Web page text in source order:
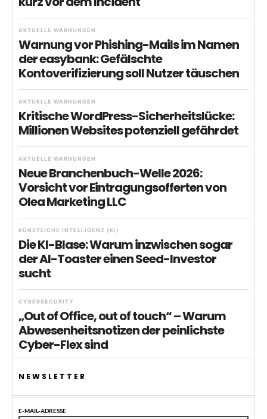
AKTUELLE WARNUNGEN
Warnung vor Phishing-Mails im Namen
der easybank: Gefälschte
Kontoverifizierung soll Nutzer täuschen
AKTUELLE WARNUNGEN
Kritische WordPress-Sicherheitslücke:
Millionen Websites potenziell gefährdet
AKTUELLE WARNUNGEN
Neue Branchenbuch-Welle 2026:
Vorsicht vor Eintragungsofferten von
Olea Marketing LLC
KÜNSTLICHE INTELLIGENZ (KI)
Die KI-Blase: Warum inzwischen sogar
der AI-Toaster einen Seed-Investor
sucht
CYBERSECURITY
„Out of Office, out of touch“ – Warum
Abwesenheitsnotizen der peinlichste
Cyber-Flex sind
NEWSLETTER
E-MAIL-ADRESSE